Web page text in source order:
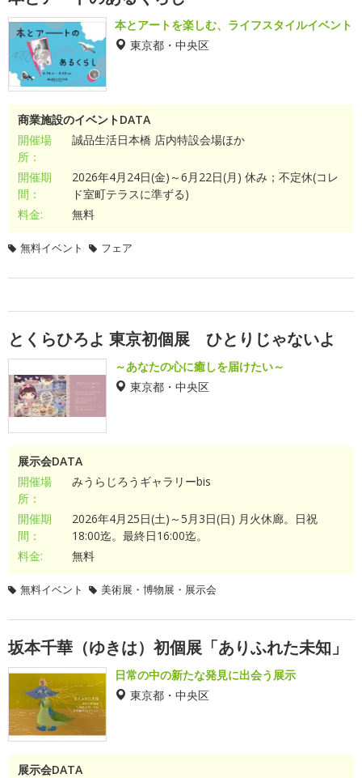
本とアートを楽しむ、ライフスタイルイベント
東京都・中央区
商業施設のイベントDATA
開催場
所：
誠品生活日本橋 店内特設会場ほか
開催期
間：
2026年4月24日(金)～6月22日(月) 休み；不定休(コレ
ド室町テラスに準ずる)
料金:
無料
無料イベント フェア
とくらひろよ 東京初個展 ひとりじゃないよ
～あなたの心に癒しを届けたい～
東京都・中央区
展示会DATA
開催場
所：
みうらじろうギャラリーbis
開催期
間：
2026年4月25日(土)～5月3日(日) 月火休廊。日祝
18:00迄。最終日16:00迄。
料金:
無料
無料イベント 美術展・博物展・展示会
坂本千華（ゆきは）初個展「ありふれた未知」
日常の中の新たな発見に出会う展示
東京都・中央区
展示会DATA